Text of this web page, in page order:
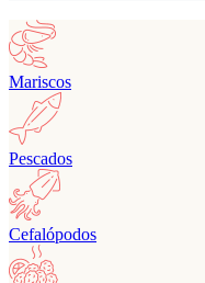
Mariscos
Pescados
Cefalópodos